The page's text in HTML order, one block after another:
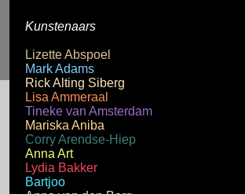
Kunstenaars
Lizette Abspoel
Mark Adams
Rick Alting Siberg
Lisa Ammeraal
Tineke van Amsterdam
Mariska Aniba
Corry Arendse-Hiep
Anna Art
Lydia Bakker
Bartjoo